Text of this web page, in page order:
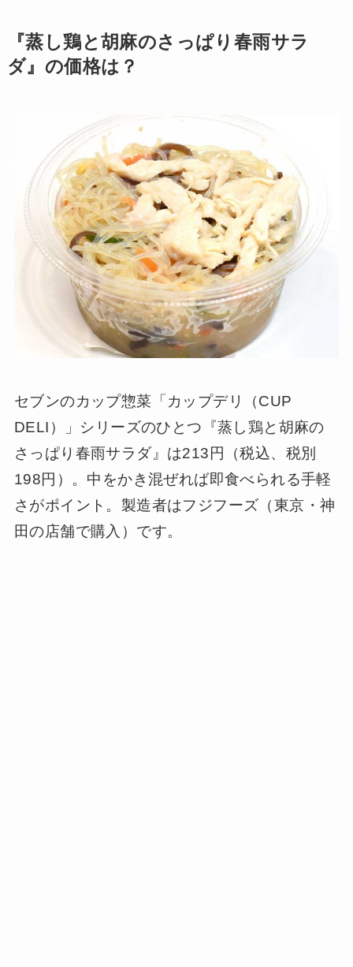
『蒸し鶏と胡麻のさっぱり春雨サラ
ダ』の価格は？
セブンのカップ惣菜「カップデリ（CUP
DELI）」シリーズのひとつ『蒸し鶏と胡麻の
さっぱり春雨サラダ』は213円（税込、税別
198円）。中をかき混ぜれば即食べられる手軽
さがポイント。製造者はフジフーズ（東京・神
田の店舗で購入）です。